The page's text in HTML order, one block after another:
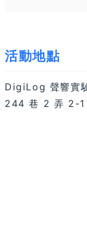
活動地點
DigiLog 聲響實
244 巷 2 弄 2-1